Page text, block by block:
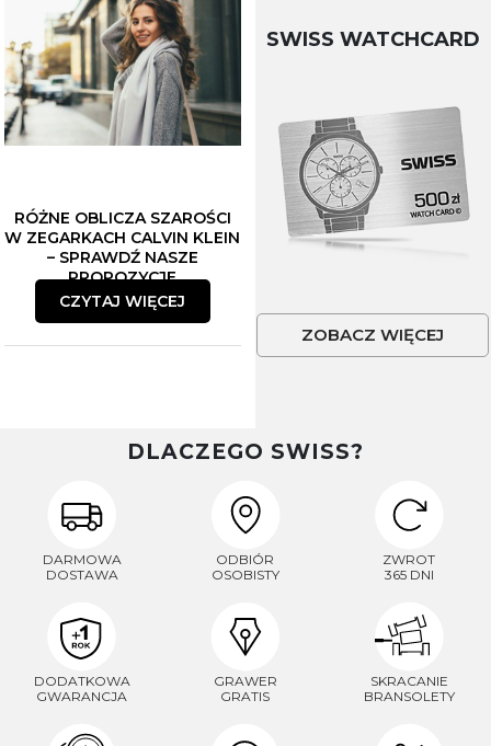
RÓŻNE OBLICZA SZAROŚCI
W ZEGARKACH CALVIN KLEIN
– SPRAWDŹ NASZE
PROPOZYCJE
CZYTAJ WIĘCEJ
SWISS WATCHCARD
ZOBACZ WIĘCEJ
DLACZEGO SWISS?
DARMOWA
DOSTAWA
ODBIÓR
OSOBISTY
ZWROT
365 DNI
DODATKOWA
GWARANCJA
GRAWER
GRATIS
SKRACANIE
BRANSOLETY